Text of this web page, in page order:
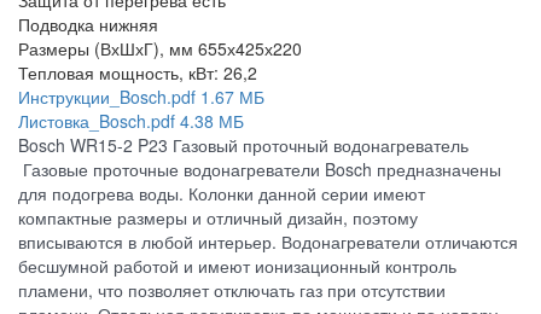
Подводка нижняя
Размеры (ВхШхГ), мм 655х425х220
Тепловая мощность, кВт: 26,2
Инструкции_Bosch.pdf 1.67 МБ
Листовка_Bosch.pdf 4.38 МБ
Bosch WR15-2 P23 Газовый проточный водонагреватель
Газовые проточные водонагреватели Bosch предназначены
для подогрева воды. Колонки данной серии имеют
компактные размеры и отличный дизайн, поэтому
вписываются в любой интерьер. Водонагреватели отличаются
бесшумной работой и имеют ионизационный контроль
пламени, что позволяет отключать газ при отсутствии